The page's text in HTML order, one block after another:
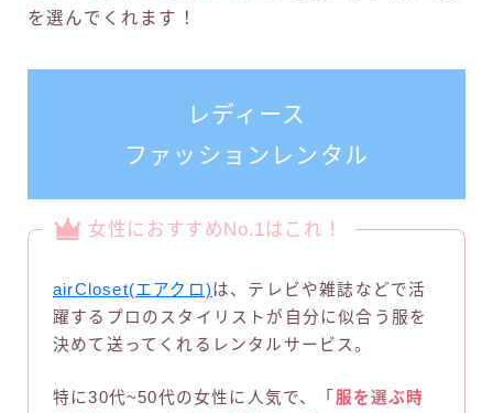
を選んでくれます！
レディース
ファッションレンタル
女性におすすめNo.1はこれ！
airCloset(エアクロ)は、テレビや雑誌などで活
躍するプロのスタイリストが自分に似合う服を
決めて送ってくれるレンタルサービス。
特に30代~50代の女性に人気で、「 服を選ぶ時